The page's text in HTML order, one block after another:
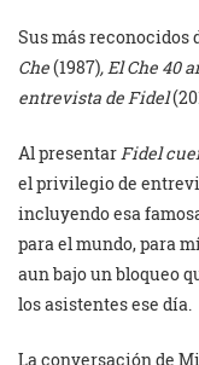
Sus más reconocidos
Che(1987), El Che 40
entrevista de Fidel
Al presentar Fidel
el privilegio de
incluyendo esa
para el mundo, para
aun bajo un bloqueo
los asistentes ese día.
La conversación de